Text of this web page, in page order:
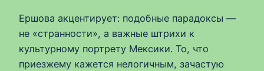
Ершова акцентирует: подобные парадоксы —
не «странности», а важные штрихи к
культурному портрету Мексики. То, что
приезжему кажется нелогичным, зачастую